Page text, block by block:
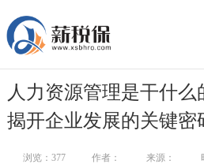
人力资源管理是干什
揭开企业发展的关键密
浏览： 377 作者： 来源：